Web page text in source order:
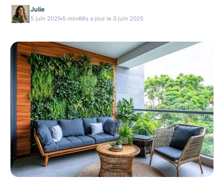
Julie
5 juin 2025 5 min Mis a jour le 3 juin 2025